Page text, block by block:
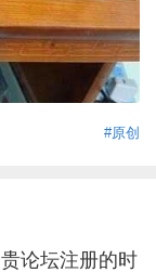
#原创
论坛注册的时